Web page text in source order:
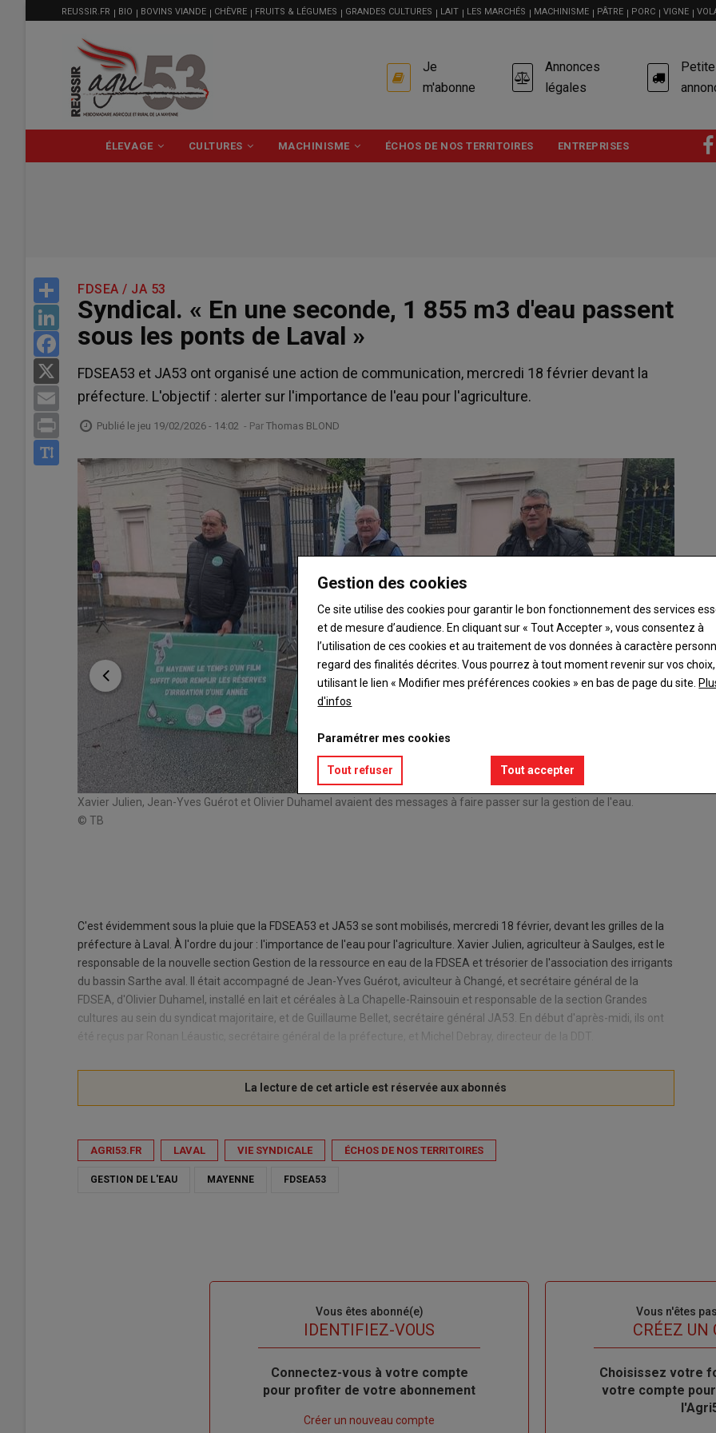
MENU
FILIÈRE
REUSSIR.FR BIO BOVINS VIANDE CHÈVRE FRUITS & LÉGUMES GRANDES CULTURES LAIT LES MARCHÉS MACHINISME PÂTRE PORC VIGNE
USER
ACCOUNT
MENU
Je
m'abonne
Annonces
légales
PRINCIPALE
ÉLEVAGE CULTURES MACHINISME ÉCHOS DE NOS TERRITOIRES ENTREPRISES
Share
LinkedIn
Facebook
Email
Print
FDSEA / JA 53
Syndical. « En une seconde, 1 855 m3 d'eau passent
sous les ponts de Laval »
FDSEA53 et JA53 ont organisé une action de communication, mercredi 18 février devant la
préfecture. L'objectif : alerter sur l'importance de l'eau pour l'agriculture.
Publié le jeu 19/02/2026 - 14:02 - Par Thomas BLOND
Xavier Julien, Jean-Yves Guérot et Olivier Duhamel avaient des messages à faire passer sur la gestion de l'eau.
© TB
C'est évidemment sous la pluie que la FDSEA53 et JA53 se sont mobilisés, mercredi 18 février, devant les grilles de la
préfecture à Laval. À l'ordre du jour : l'importance de l'eau pour l'agriculture. Xavier Julien, agriculteur à Saulges, est le
responsable de la nouvelle section Gestion de la ressource en eau de la FDSEA et trésorier de l'association des irrigants
du bassin Sarthe aval. Il était accompagné de Jean-Yves Guérot, aviculteur à Changé, et secrétaire général de la
FDSEA, d'Olivier Duhamel, installé en lait et céréales à La Chapelle-Rainsouin et responsable de la section Grandes
cultures au sein du syndicat majoritaire, et de Guillaume Bellet, secrétaire général JA53. En début d'après-midi, ils ont
été reçus par Ronan Léaustic, secrétaire général de la préfecture, et Michel Debray, directeur de la DDT.
AGRI53.FR LAVAL VIE SYNDICALE ÉCHOS DE NOS TERRITOIRES
GESTION DE L'EAU MAYENNE FDSEA53
Vous êtes abonné(e)
IDENTIFIEZ-VOUS
Body
Connectez-vous à votre compte
pour profiter de votre abonnement
Créer un nouveau compte
Vous n'êtes
TITRECRÉEZ UN
Body
Choisissez votre
votre compte
Gestion des cookies
Ce site utilise des cookies pour garantir le bon fonctionnement des services
et de mesure d’audience. En cliquant sur « Tout Accepter », vous consentez à
l’utilisation de ces cookies et au traitement de vos données à caractère
regard des finalités décrites. Vous pourrez à tout moment revenir sur vos
utilisant le lien « Modifier mes préférences cookies » en bas de page du site.
d'infos
Paramétrer mes cookies
Tout refuser Tout accepter